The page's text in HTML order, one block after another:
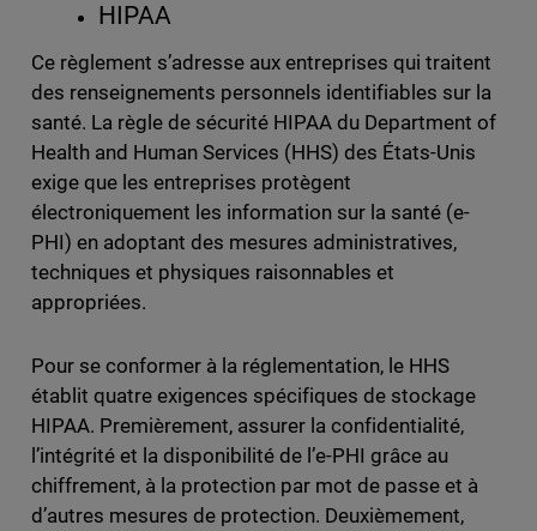
HIPAA
Ce règlement s’adresse aux entreprises qui traitent
des renseignements personnels identifiables sur la
santé. La règle de sécurité HIPAA du Department of
Health and Human Services (HHS) des États-Unis
exige que les entreprises protègent
électroniquement les information sur la santé (e-
PHI) en adoptant des mesures administratives,
techniques et physiques raisonnables et
appropriées.
Pour se conformer à la réglementation, le HHS
établit quatre exigences spécifiques de stockage
HIPAA. Premièrement, assurer la confidentialité,
l’intégrité et la disponibilité de l’e-PHI grâce au
chiffrement, à la protection par mot de passe et à
d’autres mesures de protection. Deuxièmement,